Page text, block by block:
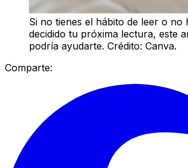
Si no tienes el hábito de leer o no
decidido tu próxima lectura, este
podría ayudarte. Crédito: Canva.
Comparte: